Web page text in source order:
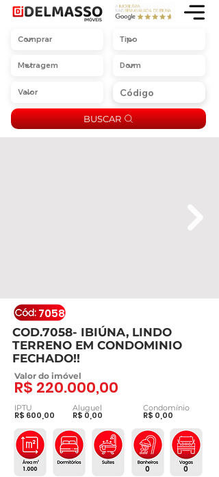
BUSCAR
7058
COD.7058- IBIÚNA, LINDO
TERRENO EM CONDOMINIO
FECHADO!!
Valor do imóvel
R$ 220.000,00
IPTU
R$ 600,00
Aluguel
R$ 0,00
Condomínio
R$ 0,00
0 0
1.000